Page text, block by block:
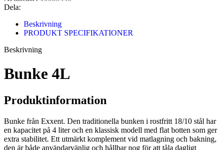
Dela:
Beskrivning
PRODUKT SPECIFIKATIONER
Beskrivning
Bunke 4L
Produktinformation
Bunke från Exxent. Den traditionella bunken i rostfritt 18/10 stål har
en kapacitet på 4 liter och en klassisk modell med flat botten som ger
extra stabilitet. Ett utmärkt komplement vid matlagning och bakning,
den är både användarvänlig och hållbar nog för att tåla dagligt